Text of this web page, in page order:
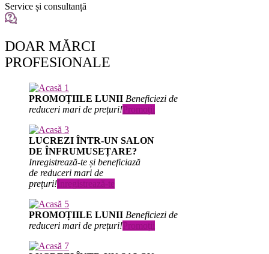
Service și consultanță
DOAR MĂRCI
PROFESIONALE
PROMOȚIILE LUNII Beneficiezi de
reduceri mari de prețuri!Promoții
LUCREZI ÎNTR-UN SALON
DE ÎNFRUMUSEȚARE?
Inregistrează-te și beneficiază
de reduceri mari de
prețuri!Inregistrează-te
PROMOȚIILE LUNII Beneficiezi de
reduceri mari de prețuri!Promoții